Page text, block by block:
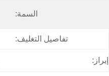
السمة:
تفاصيل التغليف:
إبراز: